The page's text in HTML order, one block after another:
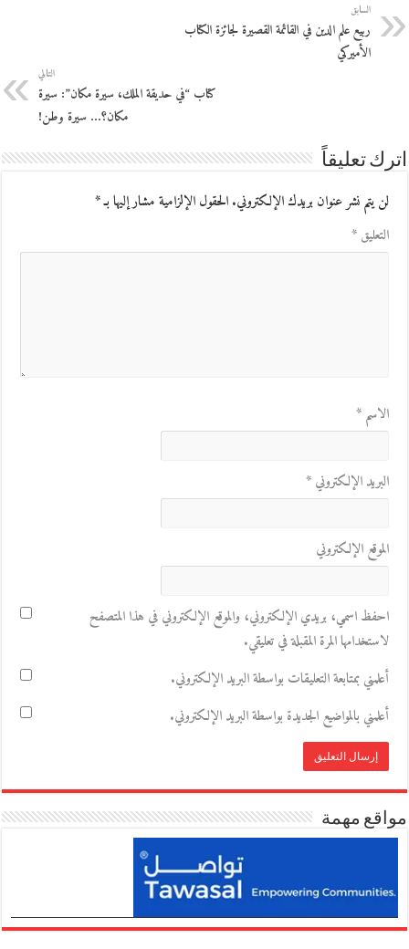
السابق
ربيع علم الدين في القائمة القصيرة لجائزة الكتاب
الأميركي
التالي
كتاب “في حديقة الملك، سيرة مكان”: سيرة
مكان؟… سيرة وطن!
اترك تعليقاً
لن يتم نشر عنوان بريدك الإلكتروني.الحقول الإلزامية مشار إليها بـ*
التعليق*
الاسم*
البريد الإلكتروني*
الموقع الإلكتروني
احفظ اسمي، بريدي الإلكتروني، والموقع الإلكتروني في هذا المتصفح
لاستخدامها المرة المقبلة في تعليقي.
أعلمني بمتابعة التعليقات بواسطة البريد الإلكتروني.
أعلمني بالمواضيع الجديدة بواسطة البريد الإلكتروني.
مواقع مهمة